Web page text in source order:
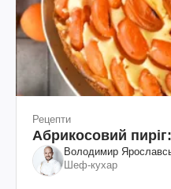
Рецепти
Абрикосовий
Володимир
Шеф-кухар